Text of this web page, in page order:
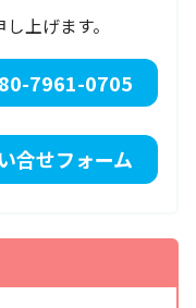
上げます。
7961-0705
合せフォーム